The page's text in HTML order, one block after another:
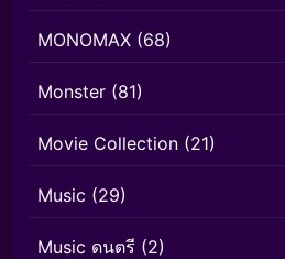
MONOMAX (68)
Monster (81)
Movie Collection (21)
Music (29)
Music ดนตรี (2)